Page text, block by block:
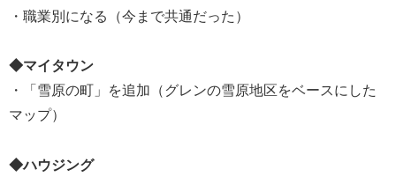
・職業別になる（今まで共通だった）
◆マイタウン
・「雪原の町」を追加（グレンの雪原地区をベースにした
マップ）
◆ハウジング